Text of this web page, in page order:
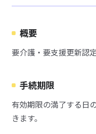
概要
要介護・要支援更新認
手続期限
有効期限の満了する日
きます。